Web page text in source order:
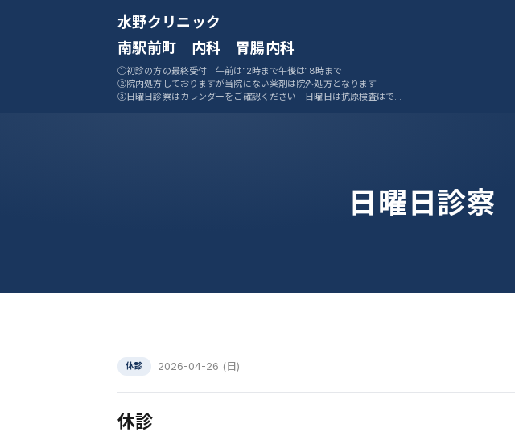
水野クリニック
南駅前町 内科 胃腸内科
①初診の方の最終受付 午前は12時まで午後は18時まで
②院内処方しておりますが当院にない薬剤は院外処方となります
③日曜日診察はカレンダーをご確認ください 日曜日は抗原検査はでき
日曜日診
休診 2026-04-26 (日)
休診